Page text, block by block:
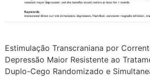
Estimulação Transcraniana por
Depressão Maior Resistente ao
Duplo-Cego Randomizado e